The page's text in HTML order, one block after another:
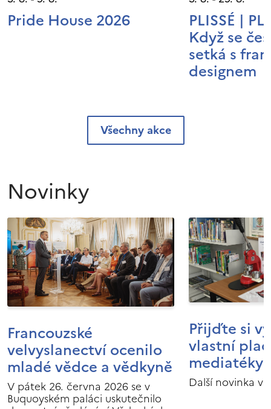
Pride House 2026 PLISSÉ |
Když se
setká s
designem
Všechny akce
Novinky
Francouzské
velvyslanectví ocenilo
mladé vědce a vědkyně
V pátek 26. června 2026 se v
Buquoyském paláci uskutečnilo
Přijďte si
vlastní
mediatéky
Další novinka v